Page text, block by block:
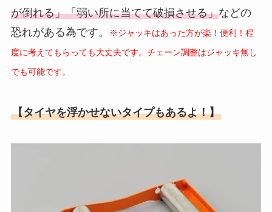
が倒れる」「弱い所に当てて破損させる」などの
恐れがある為です。
※ジャッキはあった方が楽！便利！程
度に考えてもらっても大丈夫です。チェーン調整はジャッキ無し
でも可能です。
【タイヤを浮かせないタイプもあるよ！】